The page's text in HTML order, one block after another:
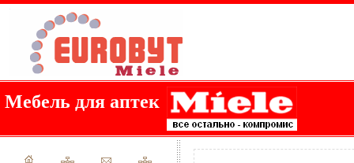
Мебель для аптек